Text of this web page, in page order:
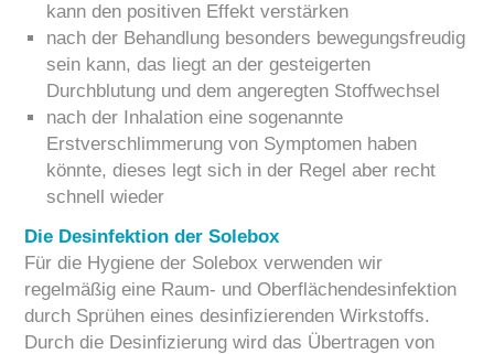
kann den positiven Effekt verstärken
nach der Behandlung besonders bewegungsfreudig
sein kann, das liegt an der gesteigerten
Durchblutung und dem angeregten Stoffwechsel
nach der Inhalation eine sogenannte
Erstverschlimmerung von Symptomen haben
könnte, dieses legt sich in der Regel aber recht
schnell wieder
Die Desinfektion der Solebox
Für die Hygiene der Solebox verwenden wir
regelmäßig eine Raum- und Oberflächendesinfektion
durch Sprühen eines desinfizierenden Wirkstoffs.
Durch die Desinfizierung wird das Übertragen von